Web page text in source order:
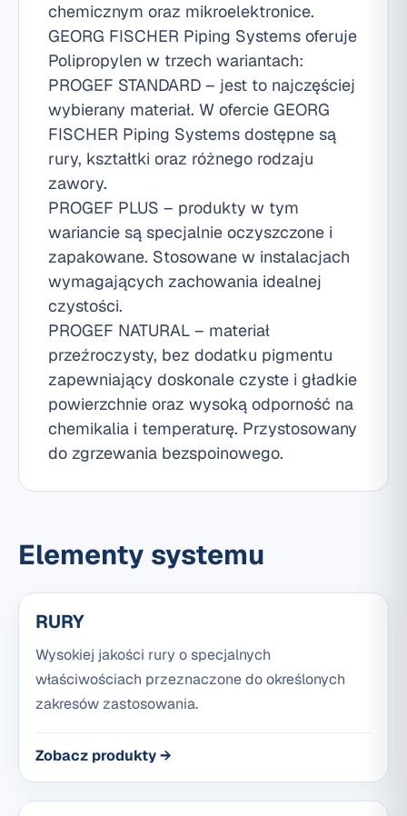
chemicznym oraz mikroelektronice.
GEORG FISCHER Piping Systems oferuje
Polipropylen w trzech wariantach:
PROGEF STANDARD – jest to najczęściej
wybierany materiał. W ofercie GEORG
FISCHER Piping Systems dostępne są
rury, kształtki oraz różnego rodzaju
zawory.
PROGEF PLUS – produkty w tym
wariancie są specjalnie oczyszczone i
zapakowane. Stosowane w instalacjach
wymagających zachowania idealnej
czystości.
PROGEF NATURAL – materiał
przeźroczysty, bez dodatku pigmentu
zapewniający doskonale czyste i gładkie
powierzchnie oraz wysoką odporność na
chemikalia i temperaturę. Przystosowany
do zgrzewania bezspoinowego.
Elementy systemu
RURY
Wysokiej jakości rury o specjalnych
właściwościach przeznaczone do określonych
zakresów zastosowania.
Zobacz produkty →